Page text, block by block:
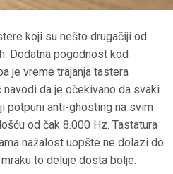
koji su nešto drugačiji od
Dodatna pogodnost kod
je vreme trajanja tastera
da je očekivano da svaki
potpuni anti-ghosting na svim
od čak 8.000 Hz. Tastatura
nažalost uopšte ne dolazi do
to deluje dosta bolje.